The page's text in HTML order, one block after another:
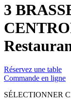
3
Réservez une table
Commande en ligne
SÉLECTIONNER